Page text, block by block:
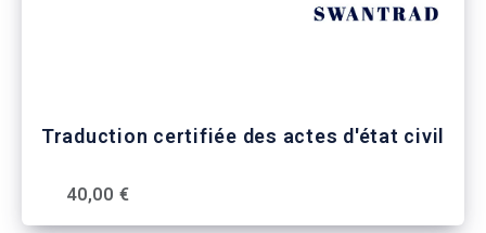
Traduction certifiée des actes d'état civil
40,00 €